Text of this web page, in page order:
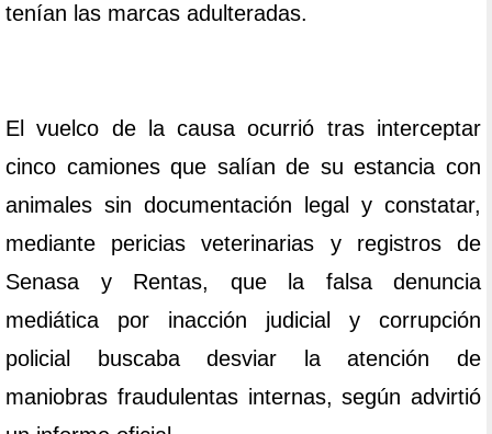
tenían las marcas adulteradas.
El vuelco de la causa ocurrió tras interceptar
cinco camiones que salían de su estancia con
animales sin documentación legal y constatar,
mediante pericias veterinarias y registros de
Senasa y Rentas, que la falsa denuncia
mediática por inacción judicial y corrupción
policial buscaba desviar la atención de
maniobras fraudulentas internas, según advirtió